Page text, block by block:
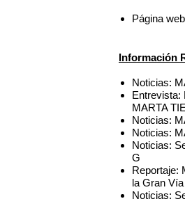
Página
Información
Noticias:
Entrevista:
MARTA
Noticias:
Noticias:
Noticias:
G
Reportaje:
la Gran
Noticias: